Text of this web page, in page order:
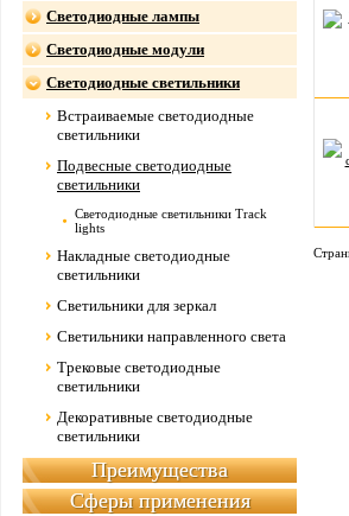
Светодиодные лампы
Светодиодные модули
Светодиодные светильники
Встраиваемые светодиодные
светильники
Подвесные светодиодные
светильники
Светодиодные светильники Track
lights
Накладные светодиодные
светильники
Светильники для зеркал
Светильники направленного света
Трековые светодиодные
светильники
Декоративные светодиодные
светильники
Преимущества
Сферы применения